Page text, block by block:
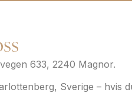
633, 2240 Magnor.
Sverige – hvis